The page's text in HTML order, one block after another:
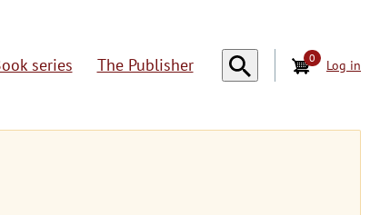
series The Publisher 0
s
Log in